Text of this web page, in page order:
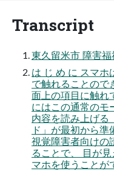
Transcript
東久留米市 障害
は じ め に スマ
で触れることので
面上の項目に触れ
にはこの通常のモ
内容を読み上げる
ド」が最初から
視覚障害者向けの
ることで、 目が
マホを使うことが